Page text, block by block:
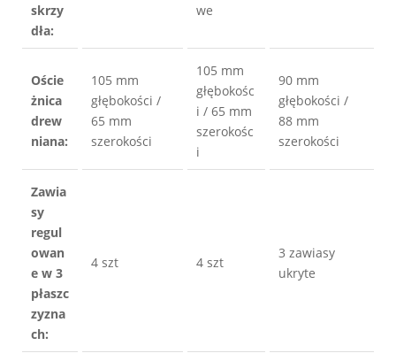
skrzy
dła:
we
Oście
żnica
drew
105 mm
głębokości /
65 mm
szerokości
105 mm
głębokośc
i / 65 mm
szerokośc
i
90 mm
głębokości /
88 mm
szerokości
Zawia
sy
regul
owan
e w 3
płaszc
zyzna
ch:
4 szt 4 szt
3 zawiasy
ukryte